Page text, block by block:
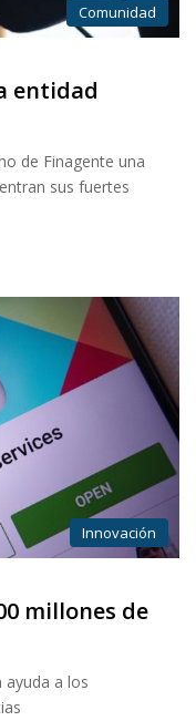
Comunidad
entidad
de Finagente una
sus fuertes
Innovación
millones de
a los